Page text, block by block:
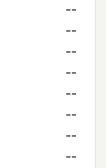
--
--
--
--
--
--
--
--